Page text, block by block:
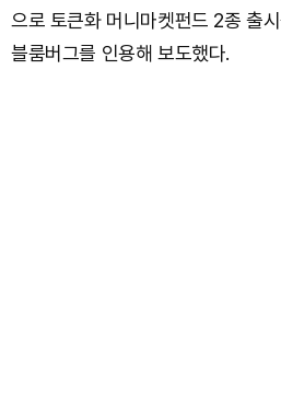
으로 토큰화 머니마켓펀드 2종 출
블룸버그를 인용해 보도했다.